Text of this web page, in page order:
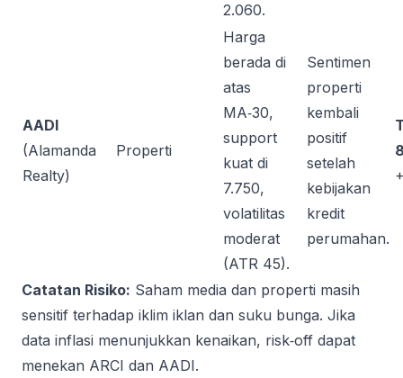
2.060.
AADI
(Alamanda
Realty)
Properti
Harga
berada di
atas
MA‑30,
support
kuat di
7.750,
volatilitas
moderat
(ATR 45).
Sentimen
properti
kembali
positif
setelah
kebijakan
kredit
perumahan.
Catatan Risiko: Saham media dan properti masih
sensitif terhadap iklim iklan dan suku bunga. Jika
data inflasi menunjukkan kenaikan, risk‑off dapat
menekan ARCI dan AADI.